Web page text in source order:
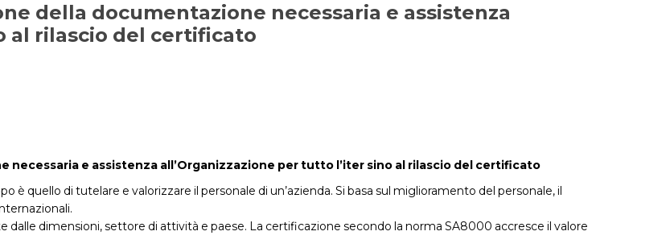
della documentazione necessaria e assistenza
al rilascio del certificato
e assistenza all’Organizzazione per tutto l’iter sino al rilascio del certificato
quello di tutelare e valorizzare il personale di un’azienda. Si basa sul miglioramento del personale, il
dimensioni, settore di attività e paese. La certificazione secondo la norma SA8000 accresce il valore